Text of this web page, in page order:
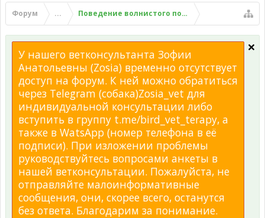
Форум ... Поведение волнистого попугая
У нашего ветконсультанта Зофии
Анатольевны (Zosia) временно отсутствует
доступ на форум. К ней можно обратиться
через Telegram (собака)Zosia_vet для
индивидуальной консультации либо
вступить в группу t.me/bird_vet_terapy, а
также в WatsApp (номер телефона в её
подписи). При изложении проблемы
руководствуйтесь вопросами анкеты в
нашей ветконсультации. Пожалуйста, не
отправляйте малоинформативные
сообщения, они, скорее всего, останутся
без ответа. Благодарим за понимание.